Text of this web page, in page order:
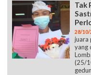
Tak
28/10/
juara
yang
(25/